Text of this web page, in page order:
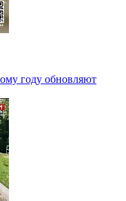
году обновляют